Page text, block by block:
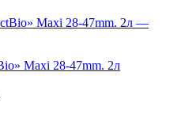
Maxi 28-47mm. 2л